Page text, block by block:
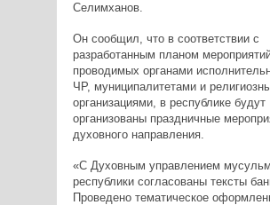
Селимханов.
Он сообщил, что в соответствии с
разработанным планом
проводимых органами
ЧР, муниципалитетами и
организациями, в республике будут
организованы праздничные
духовного направления.
«С Духовным управлением
республики согласованы тексты
Проведено тематическое